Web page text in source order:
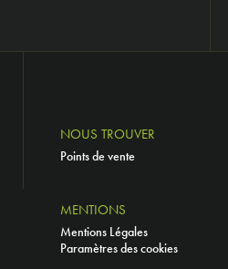
NOUS TROUVER
Points de vente
MENTIONS
Mentions Légales
Paramètres des cookies